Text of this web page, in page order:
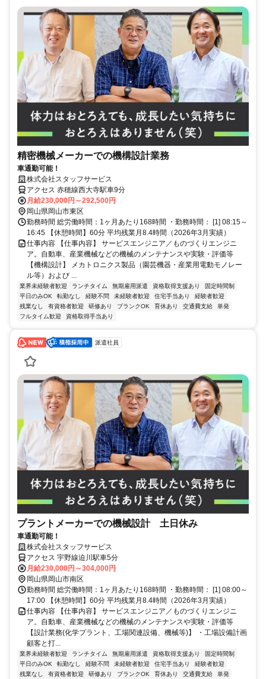
精密機械メーカーでの機構設計業務
車通勤可能！
株式会社スタッフサービス
アクセス 赤穂線西大寺駅車9分
月給230,000円～292,500円
岡山県岡山市東区
勤務時間 総労働時間：1ヶ月あたり168時間 ・勤務時間： [1] 08:15～
16:45 【休憩時間】60分 平均残業月8.4時間（2026年3月実績）
仕事内容 【仕事内容】 サービスエンジニア／ものづくりエンジニ
ア。自動車、産業機械などの機械のメンテナンスや実験・評価等
【機構設計】 メカトロニクス製品（園芸機器・産業用電動モノレー
ル等）および ...
業界未経験者歓迎 ランチタイム 無期雇用派遣 資格取得支援あり
固定時間制
平日のみOK
転勤なし 経験不問 未経験者歓迎 住宅手当あり
経験者歓迎
残業なし
有資格者歓迎 研修あり ブランクOK 育休あり 交通費支給
単発
フルタイム歓迎
資格取得手当あり
派遣社員
プラントメーカーでの機械設計 土日休み
車通勤可能！
株式会社スタッフサービス
アクセス 宇野線迫川駅車5分
月給230,000円～304,000円
岡山県岡山市南区
勤務時間 総労働時間：1ヶ月あたり168時間 ・勤務時間： [1] 08:00～
17:00 【休憩時間】60分 平均残業月8.4時間（2026年3月実績）
仕事内容 【仕事内容】 サービスエンジニア／ものづくりエンジニ
ア。自動車、産業機械などの機械のメンテナンスや実験・評価等
【設計業務(化学プラント、工場関連設備、機械等)】 ・工場設備計画
顧客と打...
業界未経験者歓迎 ランチタイム 無期雇用派遣 資格取得支援あり
固定時間制
平日のみOK
転勤なし 経験不問 未経験者歓迎 住宅手当あり
経験者歓迎
残業なし
有資格者歓迎 研修あり ブランクOK 育休あり 交通費支給
単発